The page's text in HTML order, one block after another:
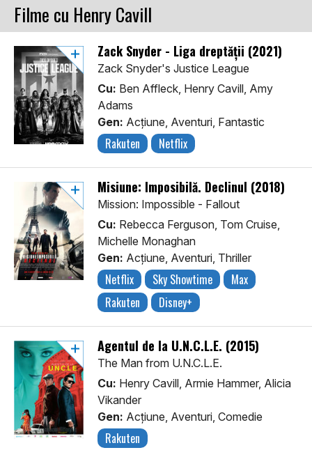
Filme cu Henry Cavill
Zack Snyder - Liga dreptății (2021)
Zack Snyder's Justice League
Cu: Ben Affleck, Henry Cavill, Amy
Adams
Gen: Acţiune, Aventuri, Fantastic
Rakuten Netflix
Misiune: Imposibilă. Declinul (2018)
Mission: Impossible - Fallout
Cu: Rebecca Ferguson, Tom Cruise,
Michelle Monaghan
Gen: Acţiune, Aventuri, Thriller
Netflix Sky Showtime
Max
Rakuten
Disney+
Agentul de la U.N.C.L.E. (2015)
The Man from U.N.C.L.E.
Cu: Henry Cavill, Armie Hammer, Alicia
Vikander
Gen: Acţiune, Aventuri, Comedie
Rakuten